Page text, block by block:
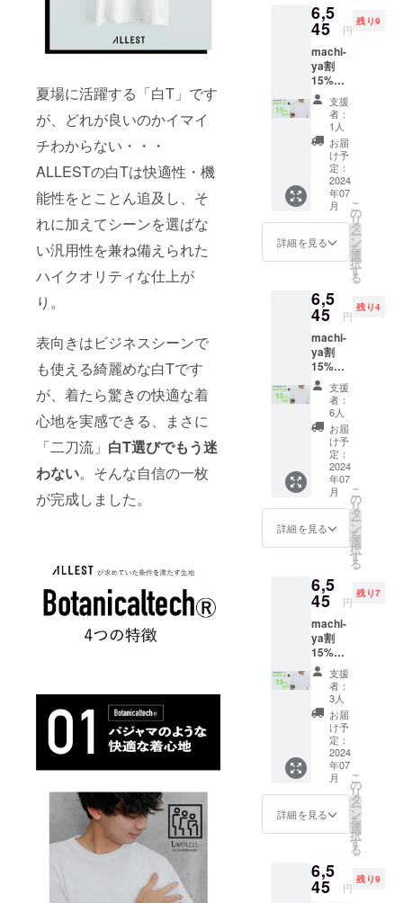
夏場に活躍する「白T」です
が、どれが良いのかイマイ
チわからない・・・
ALLESTの白Tは快適性・機
能性をとことん追及し、そ
れに加えてシーンを選ばな
い汎用性を兼ね備えられた
ハイクオリティな仕上が
り。
表向きはビジネスシーンで
も使える綺麗めな白Tです
が、着たら驚きの快適な着
心地を実感できる、まさに
「二刀流」 白T選びでもう迷
わない。そんな自信の一枚
が完成しました。
（税・
送料込
み）
6,5
45 円
残り9
machi-
ya割
15%OF
F モッ
クネッ
クサイ
ズS 限
定10 一
般予定
販売価
7,700円
の
15％OF
F
⇒6,545
（税・
送料込
み）
支援
者：
1人
お届
け予
定：
2024
年07
月
詳細を見る
こ
の
リ
タ
ー
ン
を
選
択
す
る
6,5
45 円
残り4
machi-
ya割
15%OF
F モッ
クネッ
クサイ
ズM 限
定10 一
般予定
販売価
7,700円
の
15％OF
F
⇒6,545
（税・
送料込
み）
支援
者：
6人
お届
け予
定：
2024
年07
月
詳細を見る
こ
の
リ
タ
ー
ン
を
選
択
す
る
6,5
45 円
残り7
machi-
ya割
15%OF
F モッ
クネッ
クサイ
ズL 限
定10 一
般予定
販売価
7,700円
の
15％OF
F
⇒6,545
（税・
送料込
み）
支援
者：
3人
お届
け予
定：
2024
年07
月
詳細を見る
こ
の
リ
タ
ー
ン
を
選
択
す
る
6,5
45 円
残り9